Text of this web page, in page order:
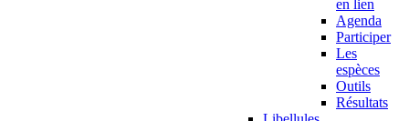
en lien
Agenda
Participer
Les
espèces
Outils
Résultats